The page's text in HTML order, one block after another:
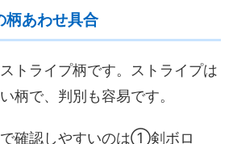
柄あわせ具合
トライプ柄です。ストライプは
柄で、判別も容易です。
確認しやすいのは①剣ボロ